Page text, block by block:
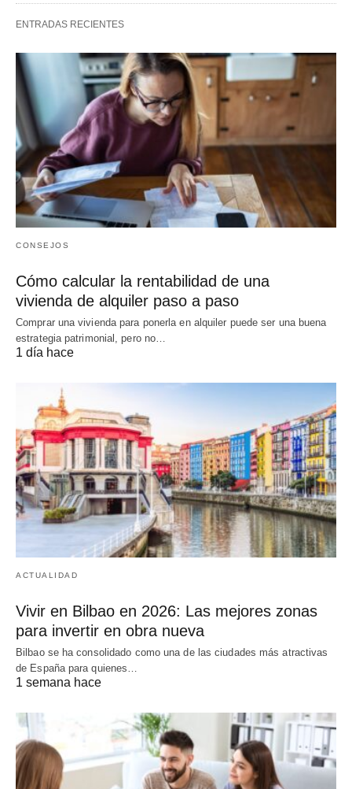
ENTRADAS RECIENTES
CONSEJOS
Cómo calcular la rentabilidad de una
vivienda de alquiler paso a paso
Comprar una vivienda para ponerla en alquiler puede ser una buena
estrategia patrimonial, pero no…
1 día hace
ACTUALIDAD
Vivir en Bilbao en 2026: Las mejores zonas
para invertir en obra nueva
Bilbao se ha consolidado como una de las ciudades más atractivas
de España para quienes…
1 semana hace